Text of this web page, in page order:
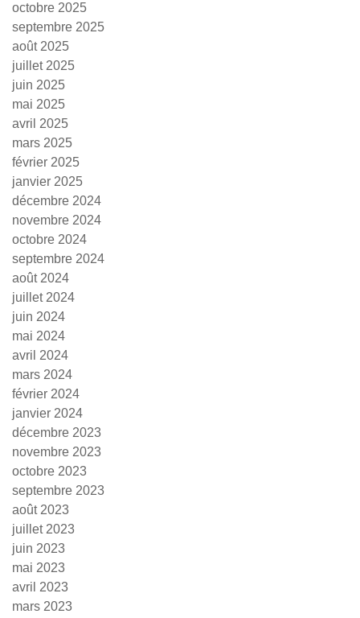
octobre 2025
septembre 2025
août 2025
juillet 2025
juin 2025
mai 2025
avril 2025
mars 2025
février 2025
janvier 2025
décembre 2024
novembre 2024
octobre 2024
septembre 2024
août 2024
juillet 2024
juin 2024
mai 2024
avril 2024
mars 2024
février 2024
janvier 2024
décembre 2023
novembre 2023
octobre 2023
septembre 2023
août 2023
juillet 2023
juin 2023
mai 2023
avril 2023
mars 2023